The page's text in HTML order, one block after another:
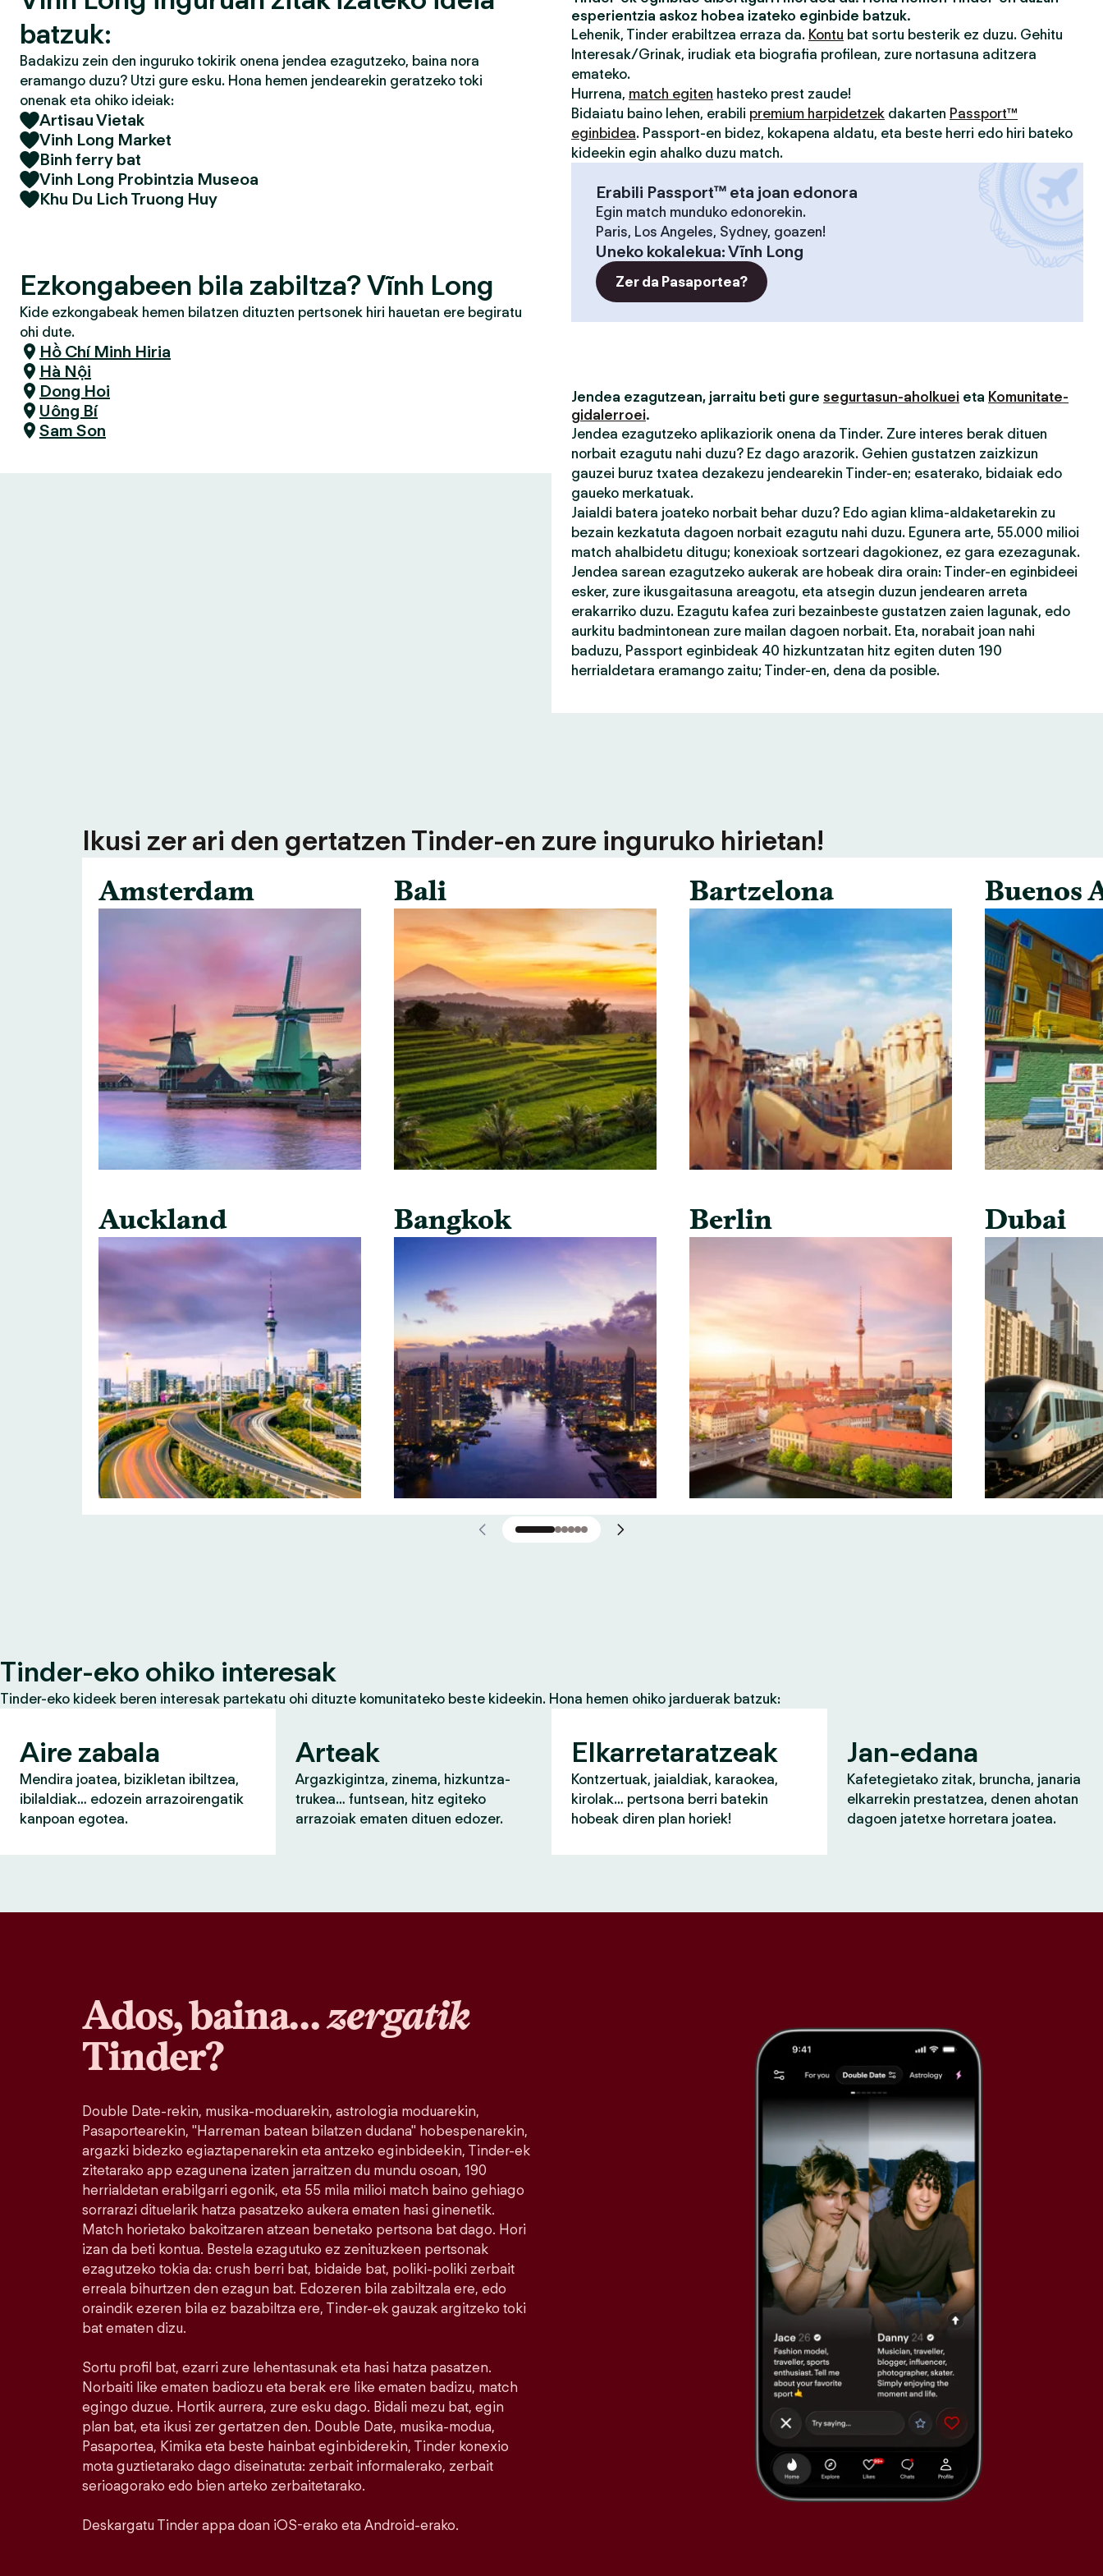
batzuk:
Badakizu zein den inguruko tokirik onena jendea ezagutzeko, baina nora
eramango duzu? Utzi gure esku. Hona hemen jendearekin geratzeko toki
onenak eta ohiko ideiak:
Artisau Vietak
Vinh Long Market
Binh ferry bat
Vinh Long Probintzia Museoa
Khu Du Lich Truong Huy
Ezkongabeen bila zabiltza? Vĩnh Long
Kide ezkongabeak hemen bilatzen dituzten pertsonek hiri hauetan ere begiratu
ohi dute.
Hồ Chí Minh Hiria
Hà Nội
Dong Hoi
Uông Bí
Sam Son
esperientzia askoz hobea izateko eginbide batzuk.
Lehenik, Tinder erabiltzea erraza da. Kontu bat sortu besterik ez duzu. Gehitu
Interesak/Grinak, irudiak eta biografia profilean, zure nortasuna aditzera
emateko.
Hurrena, match egiten hasteko prest zaude!
Bidaiatu baino lehen, erabili premium harpidetzek dakarten Passport™
eginbidea. Passport-en bidez, kokapena aldatu, eta beste herri edo hiri bateko
kideekin egin ahalko duzu match.
Erabili Passport™ eta joan edonora
Egin match munduko edonorekin.
Paris, Los Angeles, Sydney, goazen!
Uneko kokalekua:Vĩnh Long
Zer da Pasaportea?
Jendea ezagutzean, jarraitu beti gure segurtasun-aholkuei eta Komunitate-
gidalerroei.
Jendea ezagutzeko aplikaziorik onena da Tinder. Zure interes berak dituen
norbait ezagutu nahi duzu? Ez dago arazorik. Gehien gustatzen zaizkizun
gauzei buruz txatea dezakezu jendearekin Tinder-en; esaterako, bidaiak edo
gaueko merkatuak.
Jaialdi batera joateko norbait behar duzu? Edo agian klima-aldaketarekin zu
bezain kezkatuta dagoen norbait ezagutu nahi duzu. Egunera arte, 55.000 milioi
match ahalbidetu ditugu; konexioak sortzeari dagokionez, ez gara ezezagunak.
Jendea sarean ezagutzeko aukerak are hobeak dira orain: Tinder-en eginbideei
esker, zure ikusgaitasuna areagotu, eta atsegin duzun jendearen arreta
erakarriko duzu. Ezagutu kafea zuri bezainbeste gustatzen zaien lagunak, edo
aurkitu badmintonean zure mailan dagoen norbait. Eta, norabait joan nahi
baduzu, Passport eginbideak 40 hizkuntzatan hitz egiten duten 190
herrialdetara eramango zaitu; Tinder-en, dena da posible.
Ikusi zer ari den gertatzen Tinder-en zure inguruko hirietan!
Amsterdam
Auckland
Bali
Bangkok
Bartzelona
Berlin
Buenos
Dubai
Tinder-eko ohiko interesak
Tinder-eko kideek beren interesak partekatu ohi dituzte komunitateko beste kideekin. Hona hemen ohiko jarduerak batzuk:
Aire zabala
Mendira joatea, bizikletan ibiltzea,
ibilaldiak… edozein arrazoirengatik
kanpoan egotea.
Arteak
Argazkigintza, zinema, hizkuntza-
trukea… funtsean, hitz egiteko
arrazoiak ematen dituen edozer.
Elkarretaratzeak
Kontzertuak, jaialdiak, karaokea,
kirolak… pertsona berri batekin
hobeak diren plan horiek!
Jan-edana
Kafetegietako zitak, bruncha, janaria
elkarrekin prestatzea, denen ahotan
dagoen jatetxe horretara joatea.
Ados, baina…zergatik
Tinder?
Double Date-rekin, musika-moduarekin, astrologia moduarekin,
Pasaportearekin, "Harreman batean bilatzen dudana" hobespenarekin,
argazki bidezko egiaztapenarekin eta antzeko eginbideekin, Tinder-ek
zitetarako app ezagunena izaten jarraitzen du mundu osoan, 190
herrialdetan erabilgarri egonik, eta 55 mila milioi match baino gehiago
sorrarazi dituelarik hatza pasatzeko aukera ematen hasi ginenetik.
Match horietako bakoitzaren atzean benetako pertsona bat dago. Hori
izan da beti kontua. Bestela ezagutuko ez zenituzkeen pertsonak
ezagutzeko tokia da: crush berri bat, bidaide bat, poliki-poliki zerbait
erreala bihurtzen den ezagun bat. Edozeren bila zabiltzala ere, edo
oraindik ezeren bila ez bazabiltza ere, Tinder-ek gauzak argitzeko toki
bat ematen dizu.
Sortu profil bat, ezarri zure lehentasunak eta hasi hatza pasatzen.
Norbaiti like ematen badiozu eta berak ere like ematen badizu, match
egingo duzue. Hortik aurrera, zure esku dago. Bidali mezu bat, egin
plan bat, eta ikusi zer gertatzen den. Double Date, musika-modua,
Pasaportea, Kimika eta beste hainbat eginbiderekin, Tinder konexio
mota guztietarako dago diseinatuta: zerbait informalerako, zerbait
serioagorako edo bien arteko zerbaitetarako.
Deskargatu Tinder appa doan iOS-erako eta Android-erako.